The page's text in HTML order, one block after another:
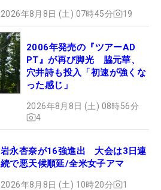
2026年8月8日 (土) 07時45分 19
2006年発売の『ツアーAD
PT』が再び脚光 脇元華、
穴井詩も投入「初速が強くな
った感じ」
2026年8月8日 (土) 08時56分
4
岩永杏奈が16強進出 大会は3日連
続で悪天候順延/全米女子アマ
2026年8月8日 (土) 10時20分 1